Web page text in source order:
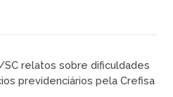
SC relatos sobre dificuldades
previdenciários pela Crefisa